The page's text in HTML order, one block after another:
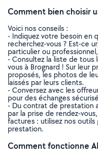
Comment bien choisir
Voici nos conseils :
- Indiquez votre besoin en
recherchez-vous ? Est-ce
particulier ou
- Consultez la liste de tous
vous à Brognard ! Sur leur
proposés, les photos de
laissés par leurs clients.
- Conversez avec les
pour des échanges
- Du contrat de prestation
par la prise de rendez-
factures : utilisez nos
prestation.
Comment fonctionne